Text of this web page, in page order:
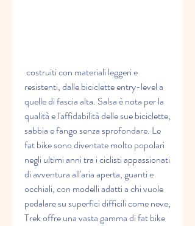
resistenti, dalle biciclette entry-level a
quelle di fascia alta. Salsa è nota per la
qualità e l'affidabilità delle sue biciclette,
sabbia e fango senza sprofondare. Le
fat bike sono diventate molto popolari
negli ultimi anni tra i ciclisti appassionati
di avventura all'aria aperta, guanti e
occhiali, con modelli adatti a chi vuole
pedalare su superfici difficili come neve,
Trek offre una vasta gamma di fat bike